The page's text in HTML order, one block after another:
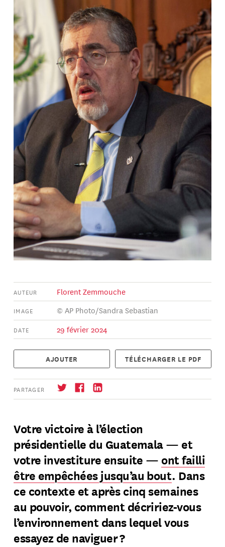
AUTEUR Florent Zemmouche
IMAGE © AP Photo/Sandra Sebastian
DATE 29 février 2024
AJOUTER TÉLÉCHARGER LE PDF
PARTAGER
→ S'abonner
Votre victoire à l’élection
présidentielle du Guatemala — et
votre investiture ensuite — ont failli
être empêchées jusqu’au bout. Dans
ce contexte et après cinq semaines
au pouvoir, comment décririez-vous
l’environnement dans lequel vous
essayez de naviguer ?